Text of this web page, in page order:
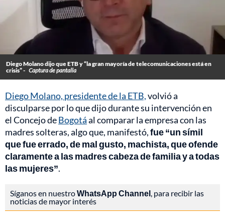
Diego Molano dijo que ETB y “la gran mayoría de telecomunicaciones está en
crisis” - Captura de pantalla
Diego Molano, presidente de la ETB,volvió a
disculparse por lo que dijo durante su intervención en
el Concejo deBogotáal comparar la empresa con las
madres solteras, algo que, manifestó,fue “un símil
que fue errado, de mal gusto, machista, que ofende
claramente a las madres cabeza de familia y a todas
las mujeres”.
Síganos en nuestroWhatsApp Channel, para recibir las
noticias de mayor interés